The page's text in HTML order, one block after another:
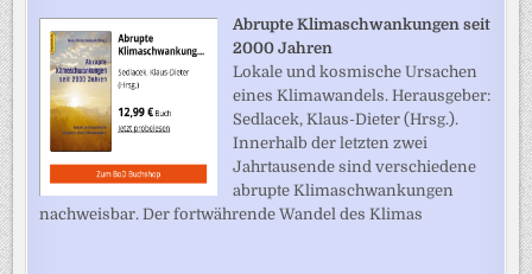
Abrupte Klimaschwankungen seit
2000 Jahren
Lokale und kosmische Ursachen
eines Klimawandels. Herausgeber:
Sedlacek, Klaus-Dieter (Hrsg.).
Innerhalb der letzten zwei
Jahrtausende sind verschiedene
abrupte Klimaschwankungen
nachweisbar. Der fortwährende Wandel des Klimas